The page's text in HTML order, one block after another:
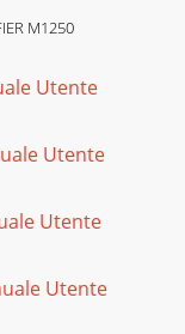
M1250
Utente
Utente
Utente
Utente